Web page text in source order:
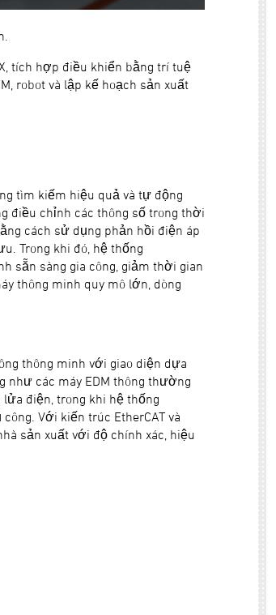
tích hợp điều khiển bằng trí tuệ
robot và lập kế hoạch sản xuất
tìm kiếm hiệu quả và tự động
điều chỉnh các thông số trong thời
cách sử dụng phản hồi điện áp
Trong khi đó, hệ thống
sẵn sàng gia công, giảm thời gian
thông minh quy mô lớn, dòng
thông minh với giao diện dựa
như các máy EDM thông thường
điện, trong khi hệ thống
Với kiến trúc EtherCAT và
sản xuất với độ chính xác, hiệu